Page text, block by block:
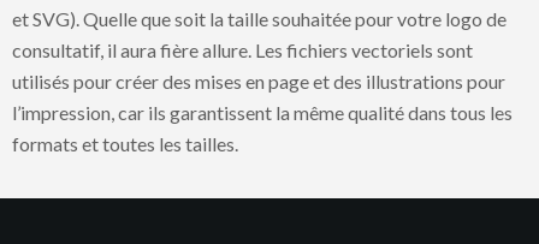
et SVG). Quelle que soit la taille souhaitée pour votre logo de
consultatif, il aura fière allure. Les fichiers vectoriels sont
utilisés pour créer des mises en page et des illustrations pour
l’impression, car ils garantissent la même qualité dans tous les
formats et toutes les tailles.